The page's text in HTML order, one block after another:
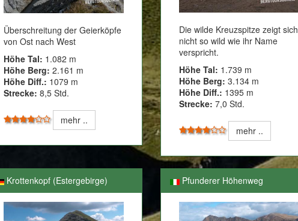
Überschreitung der Geierköpfe
von Ost nach West
Höhe Tal: 1.082 m
Höhe Berg: 2.161 m
Höhe Diff.: 1079 m
Strecke: 8,5 Std.
mehr ..
Die wilde Kreuzspitze zeigt sich
nicht so wild wie ihr Name
verspricht.
Höhe Tal: 1.739 m
Höhe Berg: 3.134 m
Höhe Diff.: 1395 m
Strecke: 7,0 Std.
mehr ..
Krottenkopf (Estergebirge) Pfunderer Höhenweg